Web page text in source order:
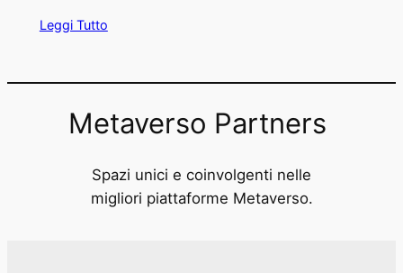
Leggi Tutto
Metaverso Partners
Spazi unici e coinvolgenti nelle
migliori piattaforme Metaverso.